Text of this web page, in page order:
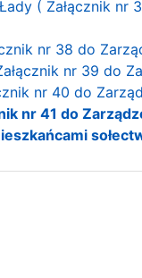
( Załącznik nr
nr 38 do
nr 39 do
nr 40 do
nr 41 do